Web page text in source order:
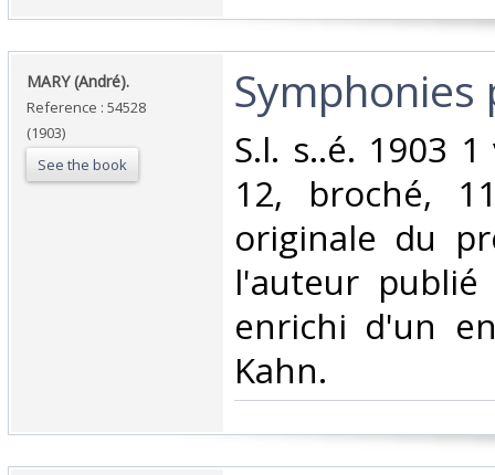
‎MARY (André).‎
Reference : 54528
(1903)
See the book
‎S.l. s..é. 1903
12, broché,
originale du
l'auteur
enrichi d'un
Kahn.‎